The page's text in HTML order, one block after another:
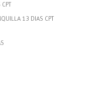
13 DIAS CPT